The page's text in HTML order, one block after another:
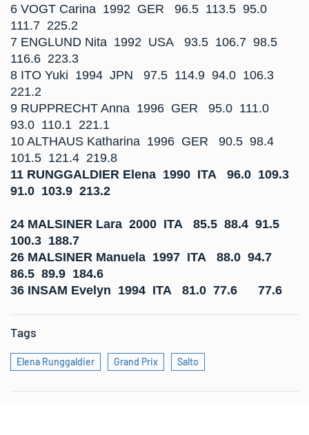
6 VOGT Carina 1992 GER 96.5 113.5 95.0
111.7 225.2
7 ENGLUND Nita 1992 USA 93.5 106.7 98.5
116.6 223.3
8 ITO Yuki 1994 JPN 97.5 114.9 94.0 106.3
221.2
9 RUPPRECHT Anna 1996 GER 95.0 111.0
93.0 110.1 221.1
10 ALTHAUS Katharina 1996 GER 90.5 98.4
101.5 121.4 219.8
11 RUNGGALDIER Elena 1990 ITA 96.0 109.3
91.0 103.9 213.2
24 MALSINER Lara 2000 ITA 85.5 88.4 91.5
100.3 188.7
26 MALSINER Manuela 1997 ITA 88.0 94.7
86.5 89.9 184.6
36 INSAM Evelyn 1994 ITA 81.0 77.6 77.6
Tags
Elena Runggaldier Grand Prix Salto